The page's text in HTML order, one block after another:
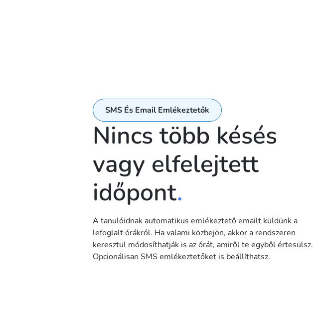
SMS És Email Emlékeztetők
Nincs több késés
vagy elfelejtett
időpont.
A tanulóidnak automatikus emlékeztető emailt küldünk a
lefoglalt órákról. Ha valami közbejön, akkor a rendszeren
keresztül módosíthatják is az órát, amiről te egyből értesülsz.
Opcionálisan SMS emlékeztetőket is beállíthatsz.